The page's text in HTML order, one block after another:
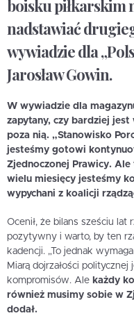
boisku piłkarskim
nadstawiać
wywiadzie dla
Jarosław Gowin.
W wywiadzie dla
zapytany, czy bardziej jest
poza nią. „Stanowisko
jesteśmy gotowi
Zjednoczonej Prawicy.
wielu miesięcy jesteśmy
wypychani z koalicji
Ocenił, że bilans sześciu
pozytywny i warto, by ten
kadencji. „To jednak
Miarą dojrzałości
kompromisów. Ale każdy
również musimy sobie w
dodał.